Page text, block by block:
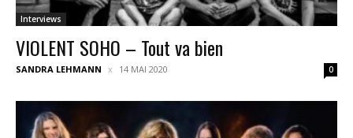
Interviews
VIOLENT SOHO – Tout va bien
SANDRA LEHMANN 14 MAI 2020 0